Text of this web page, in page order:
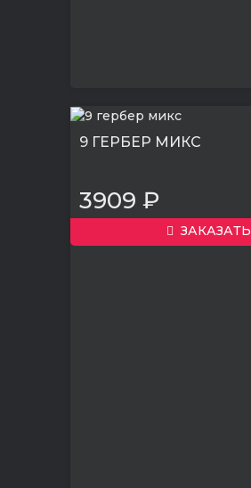
9 ГЕРБЕР МИКС
3909 ₽
ЗАКАЗАТЬ